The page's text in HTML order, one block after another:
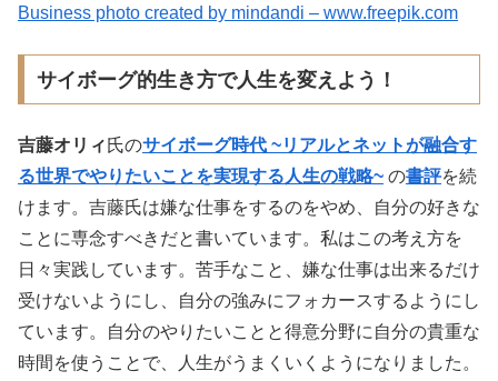
Business photo created by mindandi – www.freepik.com
サイボーグ的生き方で人生を変えよう！
吉藤オリィ 氏のサイボーグ時代 ~リアルとネットが融合す
る世界でやりたいことを実現する人生の戦略~ の書評を続
けます。吉藤氏は嫌な仕事をするのをやめ、自分の好きな
ことに専念すべきだと書いています。私はこの考え方を
日々実践しています。苦手なこと、嫌な仕事は出来るだけ
受けないようにし、自分の強みにフォカースするようにし
ています。自分のやりたいことと得意分野に自分の貴重な
時間を使うことで、人生がうまくいくようになりました。